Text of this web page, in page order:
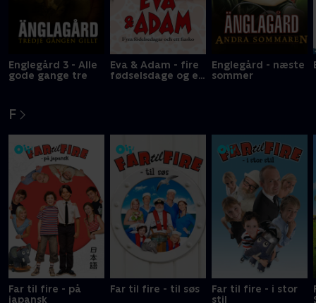
Englegård 3 - Alle
gode gange tre
Eva & Adam - fire
fødselsdage og en
Englegård - næste
sommer
F
Far til fire - på
japansk
Far til fire - til søs
Far til fire - i stor
stil